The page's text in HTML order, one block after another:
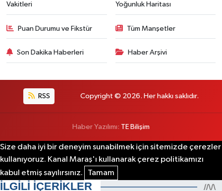
Vakitleri
Yoğunluk Haritası
Puan Durumu ve Fikstür Tüm Manşetler
Son Dakika Haberleri Haber Arşivi
RSS Copyright © 2026. Her hakkı saklıdır.
Haber Yazılımı: TE Bilişim
Size daha iyi bir deneyim sunabilmek için sitemizde çerezler
kullanıyoruz. Kanal Maraş'ı kullanarak çerez politikamızı
kabul etmiş sayılırsınız.
Tamam